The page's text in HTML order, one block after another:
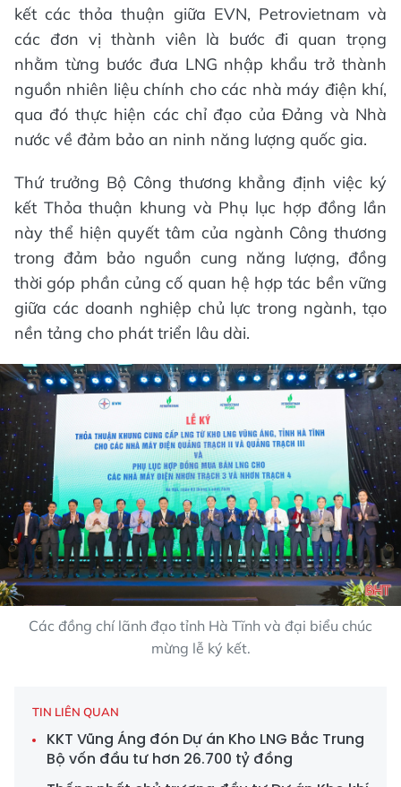
kết các thỏa thuận giữa EVN, Petrovietnam và
các đơn vị thành viên là bước đi quan trọng
nhằm từng bước đưa LNG nhập khẩu trở thành
nguồn nhiên liệu chính cho các nhà máy điện khí,
qua đó thực hiện các chỉ đạo của Đảng và Nhà
nước về đảm bảo an ninh năng lượng quốc gia.
Thứ trưởng Bộ Công thương khẳng định việc ký
kết Thỏa thuận khung và Phụ lục hợp đồng lần
này thể hiện quyết tâm của ngành Công thương
trong đảm bảo nguồn cung năng lượng, đồng
thời góp phần củng cố quan hệ hợp tác bền vững
giữa các doanh nghiệp chủ lực trong ngành, tạo
nền tảng cho phát triển lâu dài.
Các đồng chí lãnh đạo tỉnh Hà Tĩnh và đại biểu chúc
mừng lễ ký kết.
TIN LIÊN QUAN
KKT Vũng Áng đón Dự án Kho LNG Bắc Trung
Bộ vốn đầu tư hơn 26.700 tỷ đồng